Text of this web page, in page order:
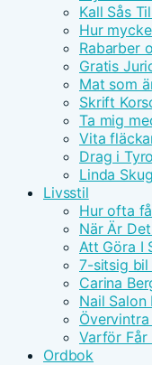
Kall Sås
Hur
Rabarber
Gratis
Mat som
Skrift
Ta mig
Vita
Drag i
Linda
Livsstil
Hur ofta
När Är
Att Göra I
7-sitsig bil
Carina
Nail
Varför Får
Ordbok